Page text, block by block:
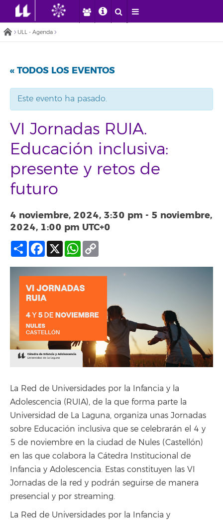
ULL - Agenda
« TODOS LOS EVENTOS
Este evento ha pasado.
VI Jornadas RUIA.
Educación inclusiva:
presente y retos de
futuro
4 noviembre, 2024, 3:30 pm - 5 noviembre,
2024, 1:00 pm UTC+0
Compartir
Facebook
X WhatsApp
La Red de Universidades por la Infancia y la
Adolescencia (RUIA), de la que forma parte la
Universidad de La Laguna, organiza unas Jornadas
sobre Educación inclusiva que se celebrarán el 4 y
5 de noviembre en la ciudad de Nules (Castellón)
en las que colabora la Cátedra Institucional de
Infancia y Adolescencia. Estas constituyen las VI
Jornadas de la red y podrán seguirse de manera
presencial y por streaming.
La Red de Universidades por la Infancia y